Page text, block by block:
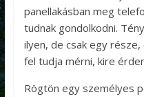
panellakásban meg
tudnak gondolkodni.
ilyen, de csak egy
fel tudja mérni, kire
Rögtön egy személyes